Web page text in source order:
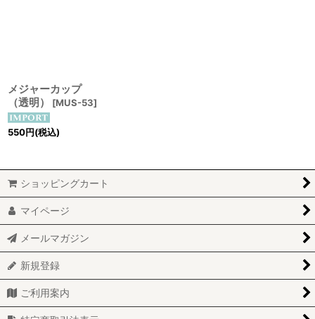
メジャーカップ
（透明）
[MUS-53]
550円(税込)
ショッピングカート
マイページ
メールマガジン
新規登録
ご利用案内